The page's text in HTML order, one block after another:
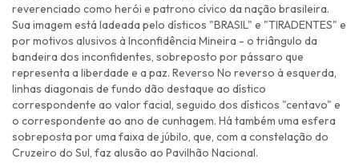
reverenciado como herói e patrono cívico da nação brasileira.
Sua imagem está ladeada pelo dísticos "BRASIL" e "TIRADENTES" e
por motivos alusivos à Inconfidência Mineira - o triângulo da
bandeira dos inconfidentes, sobreposto por pássaro que
representa a liberdade e a paz. Reverso No reverso à esquerda,
linhas diagonais de fundo dão destaque ao dístico
correspondente ao valor facial, seguido dos dísticos "centavo" e
o correspondente ao ano de cunhagem. Há também uma esfera
sobreposta por uma faixa de júbilo, que, com a constelação do
Cruzeiro do Sul, faz alusão ao Pavilhão Nacional.